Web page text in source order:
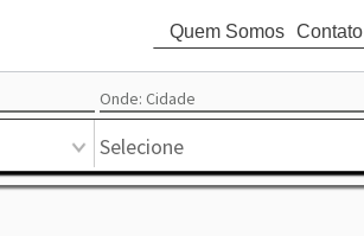
Quem Somos Contato
Circular
attach_money
Mercado
Onde: Cidade
Selecione